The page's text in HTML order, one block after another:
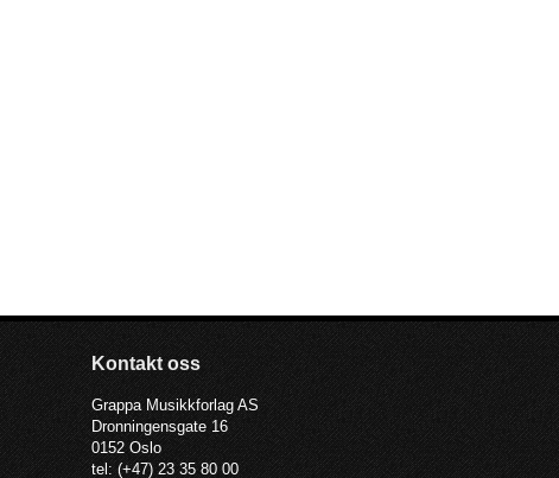
Kontakt oss
Grappa Musikkforlag AS
Dronningensgate 16
0152 Oslo
tel: (+47) 23 35 80 00